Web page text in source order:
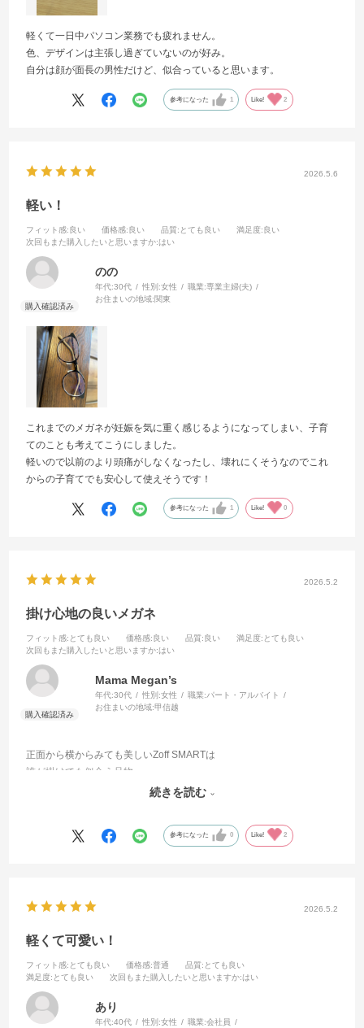
軽くて一日中パソコン業務でも疲れません。
色、デザインは主張し過ぎていないのが好み。
自分は顔が面長の男性だけど、似合っていると思います。
参考になった 1 Like! 2
2026.5.6
軽い！
フィット感:良い 価格感:良い 品質:とても良い 満足度:良い
次回もまた購入したいと思いますか:はい
のの
年代:30代 性別:女性 職業:専業主婦(夫)
お住まいの地域:関東
これまでのメガネが妊娠を気に重く感じるようになってしまい、子育
てのことも考えてこうにしました。
軽いので以前のより頭痛がしなくなったし、壊れにくそうなのでこれ
からの子育てでも安心して使えそうです！
参考になった 1 Like! 0
2026.5.2
掛け心地の良いメガネ
フィット感:とても良い 価格感:良い 品質:良い 満足度:とても良い
次回もまた購入したいと思いますか:はい
Mama Megan’s
年代:30代 性別:女性 職業:パート・アルバイト
お住まいの地域:甲信越
正面から横からみても美しいZoff SMARTは
誰が掛けても似合う品物。
スタイリッシュな縁は、顔の輪郭を錯覚させる計算されたフォルム
続きを読む
参考になった 0 Like! 2
2026.5.2
軽くて可愛い！
フィット感:とても良い 価格感:普通 品質:とても良い
満足度:とても良い 次回もまた購入したいと思いますか:はい
あり
年代:40代 性別:女性 職業:会社員